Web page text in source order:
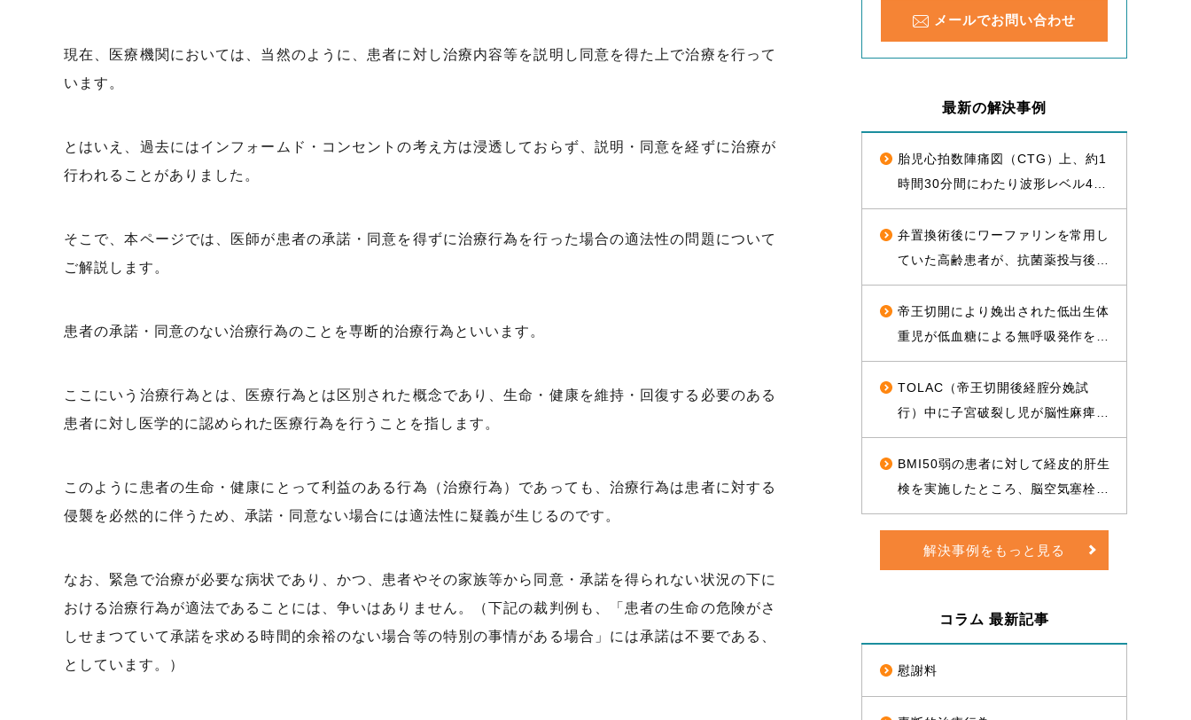
現在、医療機関においては、当然のように、患者に対し治療内容等を説明し同意を得た上で治療を行って
います。
とはいえ、過去にはインフォームド・コンセントの考え方は浸透しておらず、説明・同意を経ずに治療が
行われることがありました。
そこで、本ページでは、医師が患者の承諾・同意を得ずに治療行為を行った場合の適法性の問題について
ご解説します。
患者の承諾・同意のない治療行為のことを専断的治療行為といいます。
ここにいう治療行為とは、医療行為とは区別された概念であり、生命・健康を維持・回復する必要のある
患者に対し医学的に認められた医療行為を行うことを指します。
このように患者の生命・健康にとって利益のある行為（治療行為）であっても、治療行為は患者に対する
侵襲を必然的に伴うため、承諾・同意ない場合には適法性に疑義が生じるのです。
なお、緊急で治療が必要な病状であり、かつ、患者やその家族等から同意・承諾を得られない状況の下に
おける治療行為が適法であることには、争いはありません。（下記の裁判例も、「患者の生命の危険がさ
しせまつていて承諾を求める時間的余裕のない場合等の特別の事情がある場合」には承諾は不要である、
としています。）
メールでお問い合わせ
最新の解決事例
胎児心拍数陣痛図（CTG）上、約1
時間30分間にわたり波形レベル4な
いし5が持続した後に経膣分娩され
た児が脳性麻痺となったことについ
て、1億2000万円（産科医療補償制
度補償金既払金を含む）で訴訟上の
和解が成立した事例
弁置換術後にワーファリンを常用し
ていた高齢患者が、抗菌薬投与後に
脳出血を発症し常時要介護状態とな
ったことについて、和解が成立し、
役務提供分を含め約1億2000万円相
当の経済的利益を確保した事例
帝王切開により娩出された低出生体
重児が低血糖による無呼吸発作を起
こして心肺停止に陥り、脳性麻痺と
なったことについて、1億3500万円
の和解が成立した事例
TOLAC（帝王切開後経腟分娩試
行）中に子宮破裂し児が脳性麻痺と
なったことについて、敗訴のリスク
が高いと思われる状況から、賠償金
と給付金を合わせて約1億5000万円
相当の経済的利益を確保した事例
BMI50弱の患者に対して経皮的肝生
検を実施したところ、脳空気塞栓が
起き、片麻痺となったことについ
や訴訟費用を合わせて約1億5000万
解決事例をもっと見る
コラム 最新記事
慰謝料